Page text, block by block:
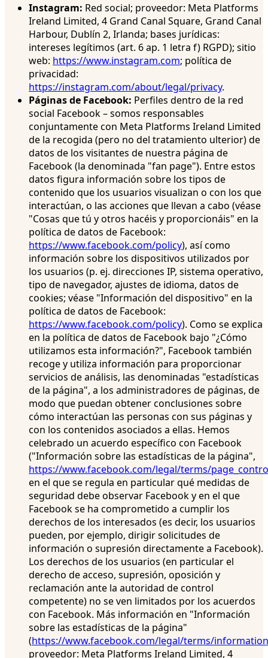
Instagram: Red social; proveedor: Meta Platforms
Ireland Limited, 4 Grand Canal Square, Grand Canal
Harbour, Dublín 2, Irlanda; bases jurídicas:
intereses legítimos (art. 6 ap. 1 letra f) RGPD); sitio
web: https://www.instagram.com; política de
privacidad:
https://instagram.com/about/legal/privacy.
Páginas de Facebook: Perfiles dentro de la red
social Facebook – somos responsables
conjuntamente con Meta Platforms Ireland Limited
de la recogida (pero no del tratamiento ulterior) de
datos de los visitantes de nuestra página de
Facebook (la denominada "fan page"). Entre estos
datos figura información sobre los tipos de
contenido que los usuarios visualizan o con los que
interactúan, o las acciones que llevan a cabo (véase
"Cosas que tú y otros hacéis y proporcionáis" en la
política de datos de Facebook:
https://www.facebook.com/policy), así como
información sobre los dispositivos utilizados por
los usuarios (p. ej. direcciones IP, sistema operativo,
tipo de navegador, ajustes de idioma, datos de
cookies; véase "Información del dispositivo" en la
política de datos de Facebook:
https://www.facebook.com/policy). Como se explica
en la política de datos de Facebook bajo "¿Cómo
utilizamos esta información?", Facebook también
recoge y utiliza información para proporcionar
servicios de análisis, las denominadas "estadísticas
de la página", a los administradores de páginas, de
modo que puedan obtener conclusiones sobre
cómo interactúan las personas con sus páginas y
con los contenidos asociados a ellas. Hemos
celebrado un acuerdo específico con Facebook
("Información sobre las estadísticas de la página",
https://www.facebook.com/legal/terms/
en el que se regula en particular qué medidas de
seguridad debe observar Facebook y en el que
Facebook se ha comprometido a cumplir los
derechos de los interesados (es decir, los usuarios
pueden, por ejemplo, dirigir solicitudes de
información o supresión directamente a Facebook).
Los derechos de los usuarios (en particular el
derecho de acceso, supresión, oposición y
reclamación ante la autoridad de control
competente) no se ven limitados por los acuerdos
con Facebook. Más información en "Información
sobre las estadísticas de la página"
(https://www.facebook.com/legal/terms/
proveedor: Meta Platforms Ireland Limited, 4